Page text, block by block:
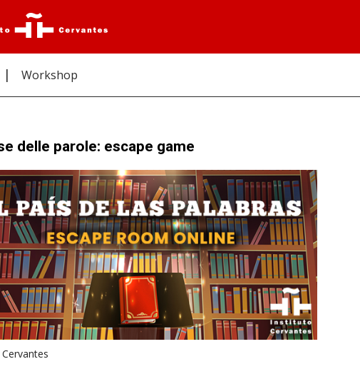
Workshop
delle parole: escape game